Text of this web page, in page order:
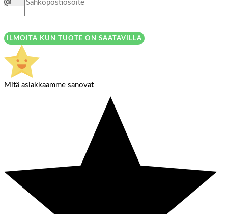
ILMOITA KUN TUOTE ON SAATAVILLA
Mitä asiakkaamme sanovat